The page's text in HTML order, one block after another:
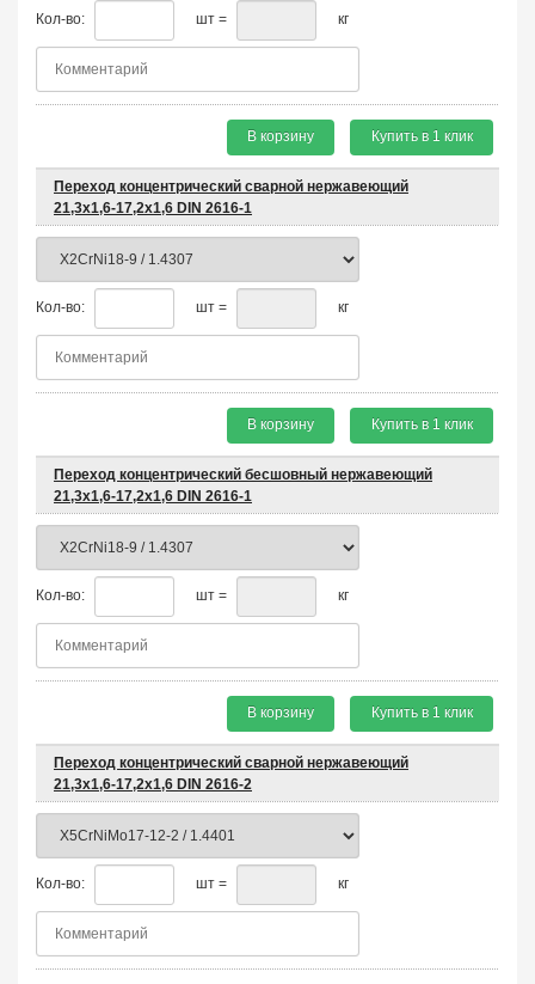
Кол-во: шт = кг
В корзину Купить в 1 клик
Переход концентрический сварной нержавеющий
21,3х1,6-17,2х1,6 DIN 2616-1
Кол-во: шт = кг
В корзину Купить в 1 клик
Переход концентрический бесшовный нержавеющий
21,3х1,6-17,2х1,6 DIN 2616-1
Кол-во: шт = кг
В корзину Купить в 1 клик
Переход концентрический сварной нержавеющий
21,3х1,6-17,2х1,6 DIN 2616-2
Кол-во: шт = кг